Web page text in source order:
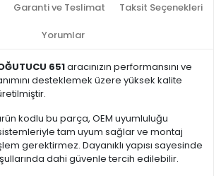
Garanti ve Teslimat Taksit Seçenekleri
Yorumlar
651aracınızın performansını ve
desteklemek üzere yüksek kalite
kodlu bu parça, OEM uyumluluğu
tam uyum sağlar ve montaj
gerektirmez. Dayanıklı yapısı sayesinde
dahi güvenle tercih edilebilir.